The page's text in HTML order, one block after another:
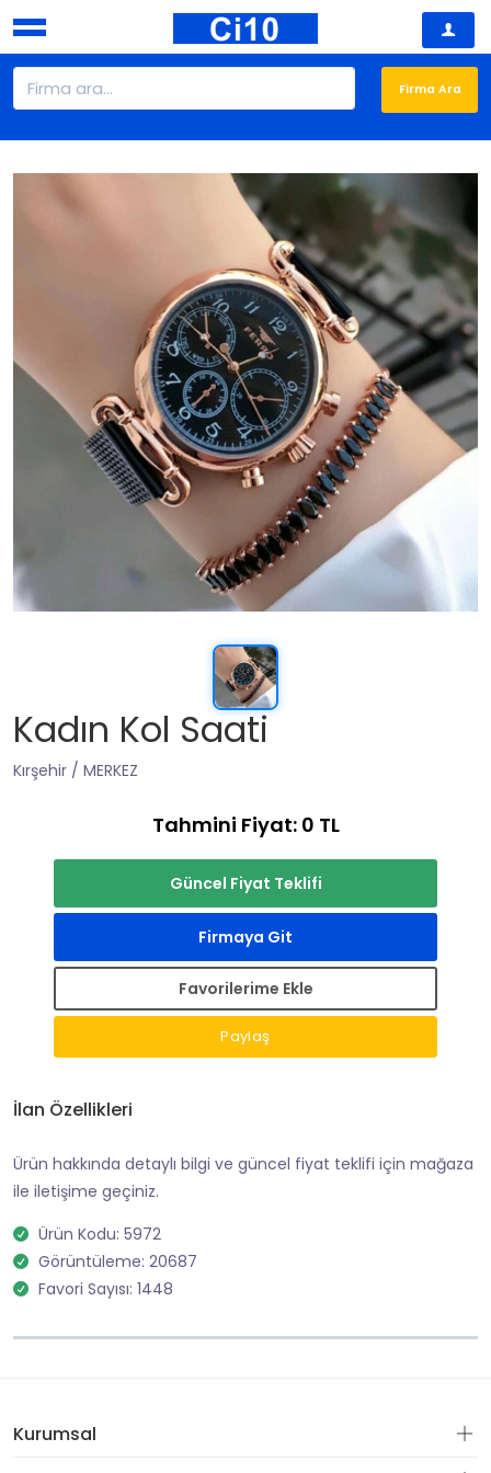
Kadın Kol Saati
Kırşehir / MERKEZ
Tahmini Fiyat: 0 TL
Güncel Fiyat Teklifi
Firmaya Git
Favorilerime Ekle
Paylaş
İlan Özellikleri
Ürün hakkında detaylı bilgi ve güncel fiyat teklifi için mağaza
ile iletişime geçiniz.
Ürün Kodu: 5972
Görüntüleme: 20687
Favori Sayısı: 1448
Kurumsal